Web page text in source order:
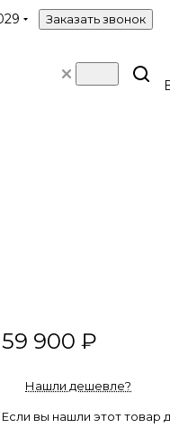
Заказать звонок
59 900 ₽
Нашли дешевле?
Если вы нашли этот